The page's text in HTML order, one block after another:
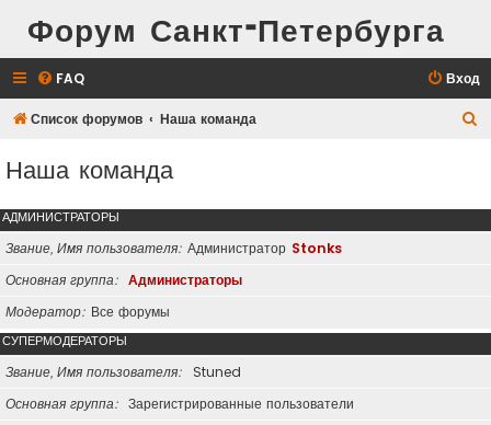
Форум Санкт-Петербурга
FAQ Вход
Список форумов Наша команда
к
Наша команда
АДМИНИСТРАТОРЫ
Звание, Имя пользователя Администратор Stonks
Основная группа
Администраторы
Модератор Все форумы
СУПЕРМОДЕРАТОРЫ
Звание, Имя пользователя
Stuned
Основная группа
Зарегистрированные пользователи